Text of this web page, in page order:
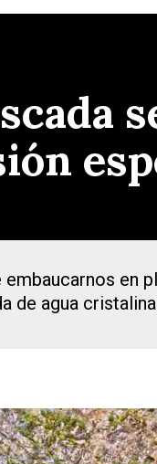
en
de agua